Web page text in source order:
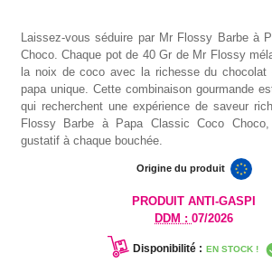
Laissez-vous séduire par Mr Flossy Barbe à
Choco. Chaque pot de 40 Gr de Mr Flossy
la noix de coco avec la richesse du chocolat
papa unique. Cette combinaison gourmande
qui recherchent une expérience de saveur
Flossy Barbe à Papa Classic Coco
gustatif à chaque bouchée.
Origine du produit
PRODUIT ANTI-GASPI
DDM :07/2026
Disponibilité : EN STOCK !